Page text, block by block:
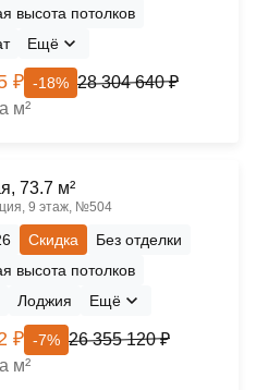
высота потолков
Ещё
₽ -18% 28 304 640 ₽
м²
73.7 м²
9 этаж, №504
Скидка
Без отделки
высота потолков
Лоджия Ещё
₽ -7% 26 355 120 ₽
м²